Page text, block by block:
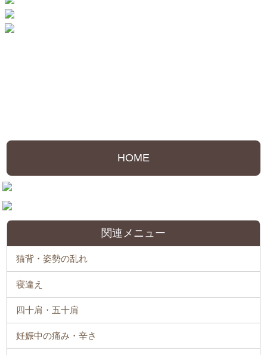
HOME
関連メニュー
猫背・姿勢の乱れ
寝違え
四十肩・五十肩
妊娠中の痛み・辛さ